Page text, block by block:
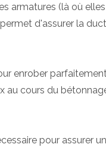
armatures (là où
d'assurer la
enrober
au cours du
pour assurer